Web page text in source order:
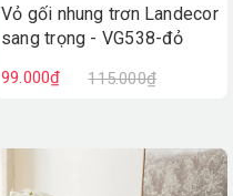
Vỏ gối nhung trơn Landecor
sang trọng - VG538-đỏ
99.000₫ 115.000₫